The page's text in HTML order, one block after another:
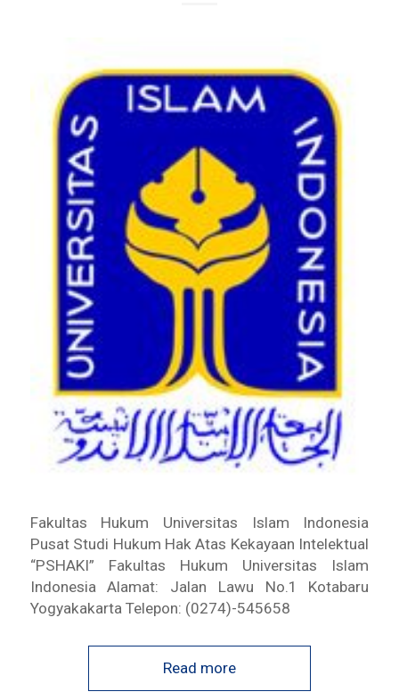
Fakultas Hukum Universitas Islam Indonesia
Pusat Studi Hukum Hak Atas Kekayaan Intelektual
“PSHAKI” Fakultas Hukum Universitas Islam
Indonesia Alamat: Jalan Lawu No.1 Kotabaru
Yogyakakarta Telepon: (0274)-545658
Read more